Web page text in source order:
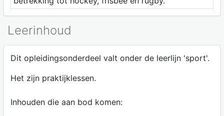
Leerinhoud
Dit opleidingsonderdeel valt onder de leerlijn 'sport'.
Het zijn praktijklessen.
Inhouden die aan bod komen: